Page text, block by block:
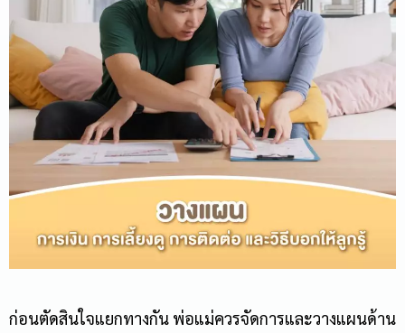
ก่อนตัดสินใจแยกทางกัน พ่อแม่ควรจัดการและวางแผนด้าน